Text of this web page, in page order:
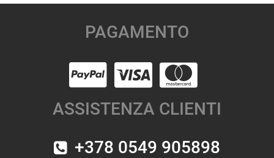
PAGAMENTO
ASSISTENZA CLIENTI
+378 0549 905898